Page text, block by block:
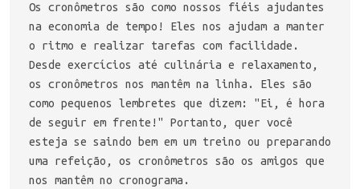
Os cronômetros são como nossos fiéis ajudantes
na economia de tempo! Eles nos ajudam a manter
o ritmo e realizar tarefas com facilidade.
Desde exercícios até culinária e relaxamento,
os cronômetros nos mantêm na linha. Eles são
como pequenos lembretes que dizem: "Ei, é hora
de seguir em frente!" Portanto, quer você
esteja se saindo bem em um treino ou preparando
uma refeição, os cronômetros são os amigos que
nos mantêm no cronograma.